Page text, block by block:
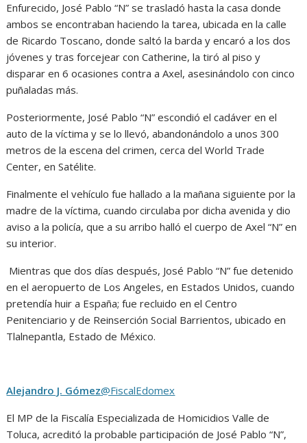
Enfurecido, José Pablo “N” se trasladó hasta la casa donde
ambos se encontraban haciendo la tarea, ubicada en la calle
de Ricardo Toscano, donde saltó la barda y encaró a los dos
jóvenes y tras forcejear con Catherine, la tiró al piso y
disparar en 6 ocasiones contra a Axel, asesinándolo con cinco
puñaladas más.
Posteriormente, José Pablo “N” escondió el cadáver en el
auto de la víctima y se lo llevó, abandonándolo a unos 300
metros de la escena del crimen, cerca del World Trade
Center, en Satélite.
Finalmente el vehículo fue hallado a la mañana siguiente por la
madre de la víctima, cuando circulaba por dicha avenida y dio
aviso a la policía, que a su arribo halló el cuerpo de Axel “N” en
su interior.
Mientras que dos días después, José Pablo “N” fue detenido
en el aeropuerto de Los Angeles, en Estados Unidos, cuando
pretendía huir a España; fue recluido en el Centro
Penitenciario y de Reinserción Social Barrientos, ubicado en
Tlalnepantla, Estado de México.
Alejandro J. Gómez@FiscalEdomex
El MP de la Fiscalía Especializada de Homicidios Valle de
Toluca, acreditó la probable participación de José Pablo “N”,